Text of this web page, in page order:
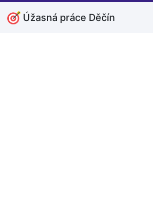
Úžasná práce Děčín